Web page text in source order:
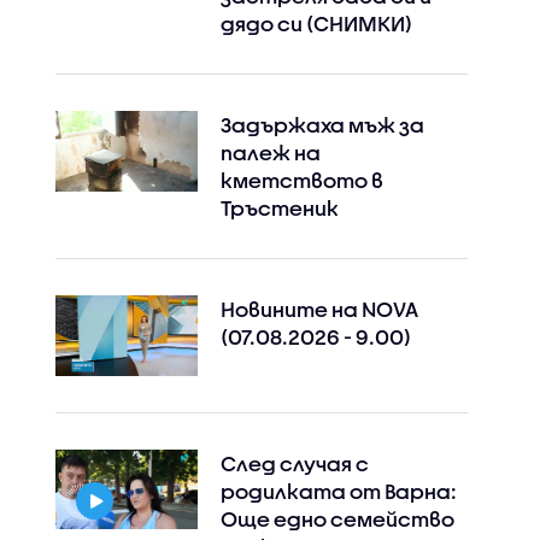
дядо си (СНИМКИ)
Задържаха мъж за
палеж на
кметството в
Тръстеник
Новините на NOVA
(07.08.2026 - 9.00)
След случая с
родилката от Варна:
Още едно семейство